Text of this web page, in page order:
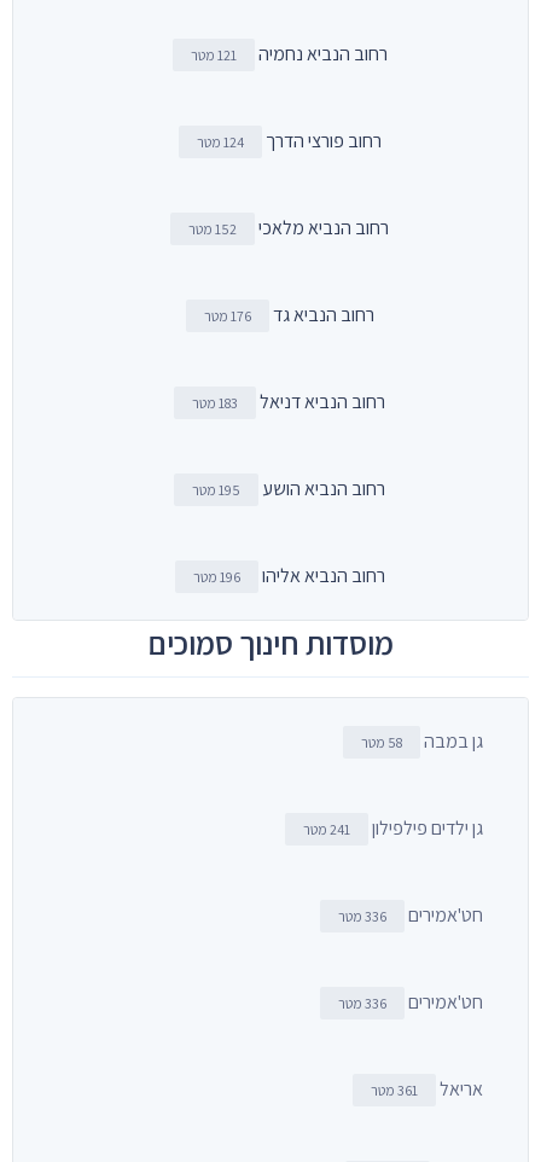
רחוב הנביא נחמיה 121 מטר
רחוב פורצי הדרך 124 מטר
רחוב הנביא מלאכי 152 מטר
רחוב הנביא גד 176 מטר
רחוב הנביא דניאל 183 מטר
רחוב הנביא הושע 195 מטר
רחוב הנביא אליהו 196 מטר
מוסדות חינוך סמוכים
גן במבה 58 מטר
גן ילדים פילפילון 241 מטר
חט'אמירים 336 מטר
חט'אמירים 336 מטר
אריאל 361 מטר